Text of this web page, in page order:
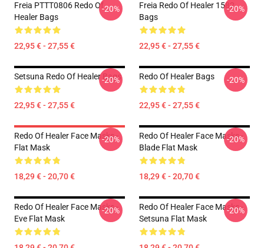
Freia PTTT0806 Redo Of
Healer Bags
22,95 € - 27,55 €
-20%
Freia Redo Of Healer 1582
Bags
22,95 € - 27,55 €
-20%
Setsuna Redo Of Healer Bags
22,95 € - 27,55 €
-20% Redo Of Healer Bags
22,95 € - 27,55 €
-20%
Redo Of Healer Face Masks -
Flat Mask
18,29 € - 20,70 €
-20%
Redo Of Healer Face Masks -
Blade Flat Mask
18,29 € - 20,70 €
-20%
Redo Of Healer Face Masks -
Eve Flat Mask
-20%
Redo Of Healer Face Masks -
Setsuna Flat Mask
-20%